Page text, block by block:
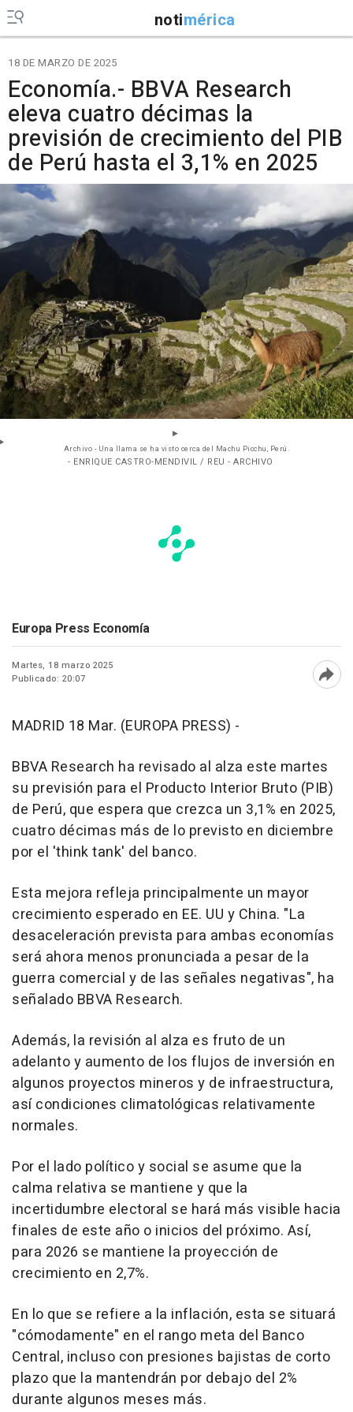
notimérica
18 DE MARZO DE 2025
Economía.- BBVA Research
eleva cuatro décimas la
previsión de crecimiento del PIB
de Perú hasta el 3,1% en 2025
Archivo - Una llama se ha visto cerca del Machu Picchu, Perú.
- ENRIQUE CASTRO-MENDIVIL / REU - ARCHIVO
Europa Press Economía
Martes, 18 marzo 2025
Publicado: 20:07
MADRID 18 Mar. (EUROPA PRESS) -
BBVA Research ha revisado al alza este martes
su previsión para el Producto Interior Bruto (PIB)
de Perú, que espera que crezca un 3,1% en 2025,
cuatro décimas más de lo previsto en diciembre
por el 'think tank' del banco.
Esta mejora refleja principalmente un mayor
crecimiento esperado en EE. UU y China. "La
desaceleración prevista para ambas economías
será ahora menos pronunciada a pesar de la
guerra comercial y de las señales negativas", ha
señalado BBVA Research.
Además, la revisión al alza es fruto de un
adelanto y aumento de los flujos de inversión en
algunos proyectos mineros y de infraestructura,
así condiciones climatológicas relativamente
normales.
Por el lado político y social se asume que la
calma relativa se mantiene y que la
incertidumbre electoral se hará más visible hacia
finales de este año o inicios del próximo. Así,
para 2026 se mantiene la proyección de
crecimiento en 2,7%.
En lo que se refiere a la inflación, esta se situará
"cómodamente" en el rango meta del Banco
Central, incluso con presiones bajistas de corto
plazo que la mantendrán por debajo del 2%
durante algunos meses más.